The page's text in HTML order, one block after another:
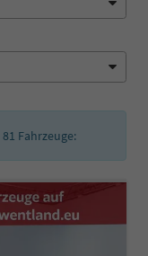
81 Fahrzeuge: